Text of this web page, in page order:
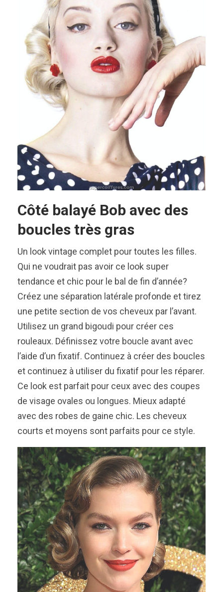
Côté balayé Bob avec des
boucles très gras
Un look vintage complet pour toutes les filles.
Qui ne voudrait pas avoir ce look super
tendance et chic pour le bal de fin d’année?
Créez une séparation latérale profonde et tirez
une petite section de vos cheveux par l’avant.
Utilisez un grand bigoudi pour créer ces
rouleaux. Définissez votre boucle avant avec
l’aide d’un fixatif. Continuez à créer des boucles
et continuez à utiliser du fixatif pour les réparer.
Ce look est parfait pour ceux avec des coupes
de visage ovales ou longues. Mieux adapté
avec des robes de gaine chic. Les cheveux
courts et moyens sont parfaits pour ce style.